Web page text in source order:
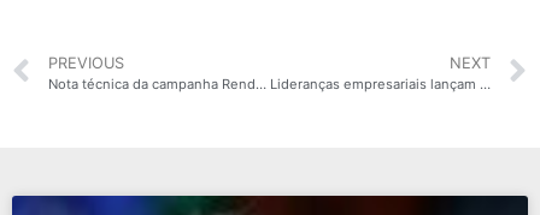
PREVIOUS
Nota técnica da campanha Renda Básica que Queremos
NEXT
Lideranças empresariais lançam manifesto em defesa da vida e da democracia